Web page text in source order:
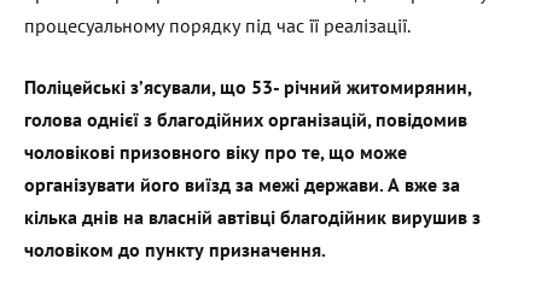
процесуальному порядку під час її реалізації.
Поліцейські зʼясували, що 53- річний житомирянин,
голова однієї з благодійних організацій, повідомив
чоловікові призовного віку про те, що може
організувати його виїзд за межі держави. А вже за
кілька днів на власній автівці благодійник вирушив з
чоловіком до пункту призначення.